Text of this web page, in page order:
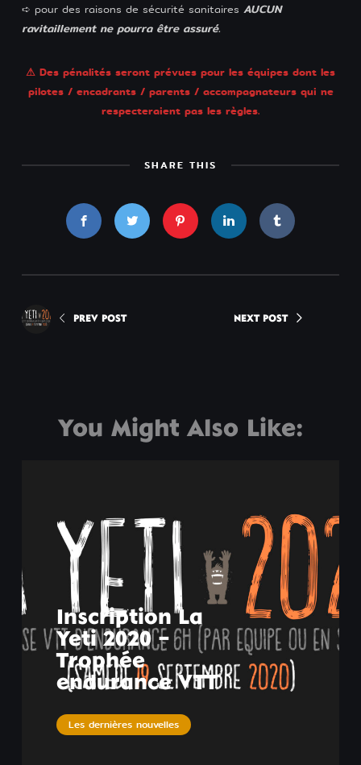
➪ pour des raisons de sécurité sanitaires AUCUN
ravitaillement ne pourra être assuré.
⚠ Des pénalités seront prévues pour les équipes dont les
pilotes / encadrants / parents / accompagnateurs qui ne
respecteraient pas les règles.
SHARE THIS
PREV POST NEXT POST
You Might Also Like:
Inscription La
Yeti 2020 –
Trophée
endurance VTT
Les dernières nouvelles